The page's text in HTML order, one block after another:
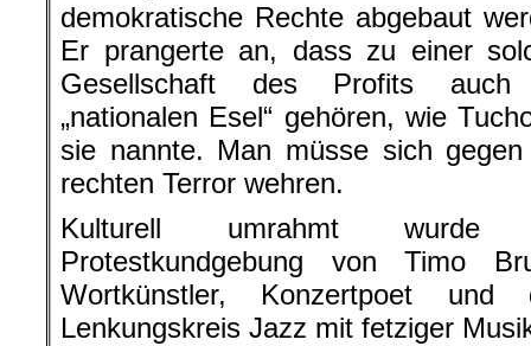
demokratische Rechte abgebaut
Er prangerte an, dass zu einer
Gesellschaft des Profits
„nationalen Esel“ gehören, wie
sie nannte. Man müsse sich
rechten Terror wehren.
Kulturell umrahmt wurde
Protestkundgebung von Timo
Wortkünstler, Konzertpoet und
Lenkungskreis Jazz mit fetziger